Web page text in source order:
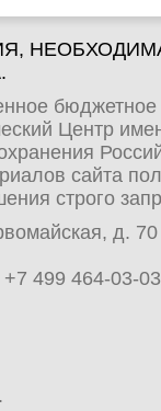
Центр
сайта
строго
д.
+7 499 464-03-03